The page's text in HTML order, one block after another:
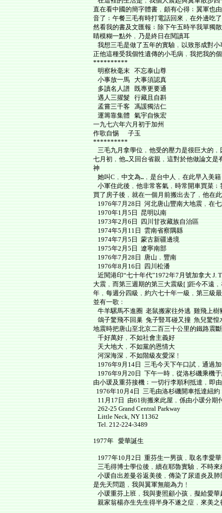
直在看中國的簡字體書﹐頗有心得﹔翼軍也
音了﹔午餐三毛有時打電話回來﹐在外邊吃
然看我的書及文匯報﹔除下午五時半我單獨
睛模糊一點外﹐乃是終日在閱讀耳
我想三毛是做了五年的實驗﹐以致形成對小
正他這種受我個性遺傳的小毛病﹐我把我的
**********
明察秋毫末 不忘泰山尊
小事放一馬 大事須認真
多讀名人譜 既專更要通
遇人三擢髮 行藏且自斟
孟嘗三千客 馮諼獨沽仁
運籌靠集體 氣宇自恢宏
一九七六年六月初于加州
作歌自惕 子玉
**********
三毛九月拿學位﹐他受的壓力是很巨大的﹐
七月初﹐他..又回台省親﹐這對於他做論文是
神
她叫C﹐中文為..﹐是台中人﹐在此早入美
小軍住此後﹐他非常客氣﹐時常開車買菜﹔
買了房子後﹐就在一個月前搬出去了﹐他在
1976年7月28日 河北唐山豐南大地震﹐在
1970年1月5日 昆明以南
1973年2月6日 四川甘孜藏族自治區
1974年5月11日 雲南省察隅縣
1974年7月5日 蒙古新疆邊境
1975年2月5日 遼寧南部
1976年7月28日 唐山﹐豐南
1976年8月16日 四川松潘
近閱港印“七十年代”1972年7月號加拿大 J.
大震﹐而第三週期的第三大震級[ ]距今不遠
年﹐每週分四級﹐約六七十年一級﹐第三級
並有一歌﹕
牛羊騾馬不進圈 老鼠搬家往外逃 雞飛上
鴿子驚飛不回巢 兔子豎耳碰又撞 魚兒驚惶
地震時把唐山至北京二百三十公里的鐵路震
千好萬好﹐不如社會主義好
天大地大﹐不如黨的恩情大
河深海深﹐不如階級友愛深﹗
1976年9月14日 三毛今天下午口試﹐通過
1976年9月20日 下午一時﹐從洛杉磯乘機
由小瑗及重芬接機﹔一切行李順利抵達﹐即
1976年10月4日 三毛由洛杉磯開車抵達紐約
11月17日 由61街搬來此屋﹐係由小瑗分期
262-25 Grand Central Parkway
Little Neck, NY 11362
Tel. 212-224-3489
1977年 愛華誕生
1977年10月2日 重芬生一男孩﹐取名李愛
三毛得博士學位後﹐續在耶魯實驗﹐不時來
小瑗自出差曼谷返美後﹐傳染了尿道炎及肺
是先天問題﹐我與翼軍無能為力﹗
小瑗重芬上班﹐我與妻照顧小孩﹐擬給愛華
親家翁楊亦生先生得半身不遂之症﹐來美之